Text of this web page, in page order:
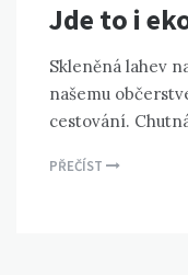
Jde to i
Skleněná lahev
našemu
cestování.
PŘEČÍST